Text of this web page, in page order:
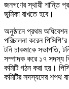
জনগণের স্থায়ী শান্তি
ভূমিকা রাখতে হবে।
অনুষ্ঠানে প্রথম
পরিচালনা করেন
টনি চাকমাকে সভাপতি,
সম্পাদক করে ১৭ সদস্য
কমিটি গঠন করা হয়।
কমিটির সদস্যদের শপথ